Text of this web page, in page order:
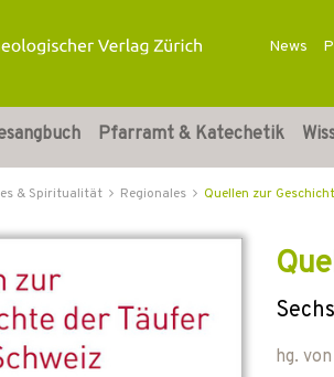
News
Pfarramt & Katechetik
& Spiritualität Regionales Quellen zur
hg. von